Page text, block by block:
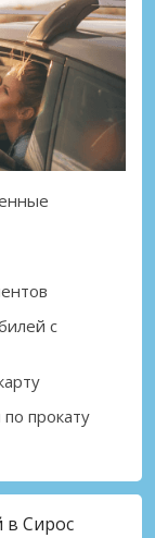
с
прокату
в Сирос